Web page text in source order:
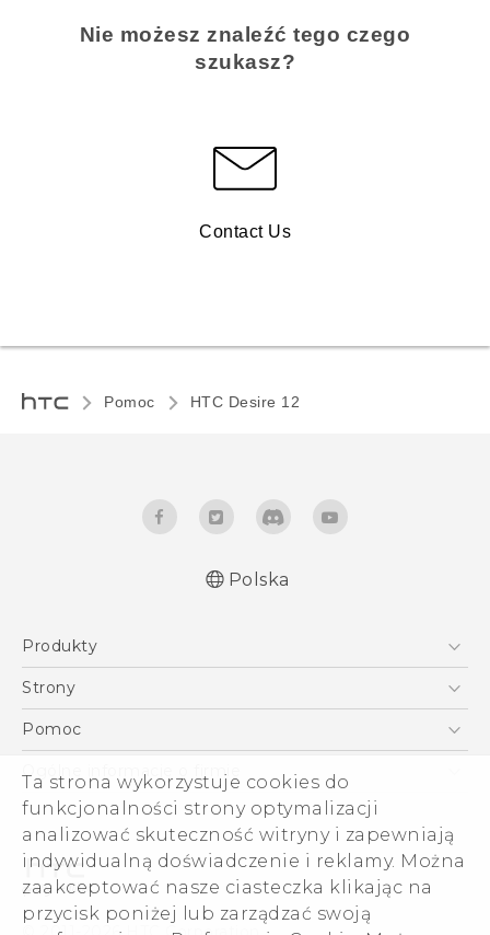
Ta strona wykorzystuje cookies do
funkcjonalności strony optymalizacji
analizować skuteczność witryny i zapewniają
indywidualną doświadczenie i reklamy. Można
zaakceptować nasze ciasteczka klikając na
przycisk poniżej lub zarządzać swoją
Nie możesz znaleźć tego czego
szukasz?
Contact Us
Pomoc HTC Desire 12‎
Polish - Wytyczne dotyczące bezpieczeństwa i
User manual
Safety and regulatory guide
Polska
Produkty
Smartfony
VIVE
Akcesoria
Strony
HTC Vive
Pomoc
Pomoc E-commerce
Ogólne informacje o firmie
ESG
Informacje o firmie
Dla inwestorów (angielski)
Cookie Preferences